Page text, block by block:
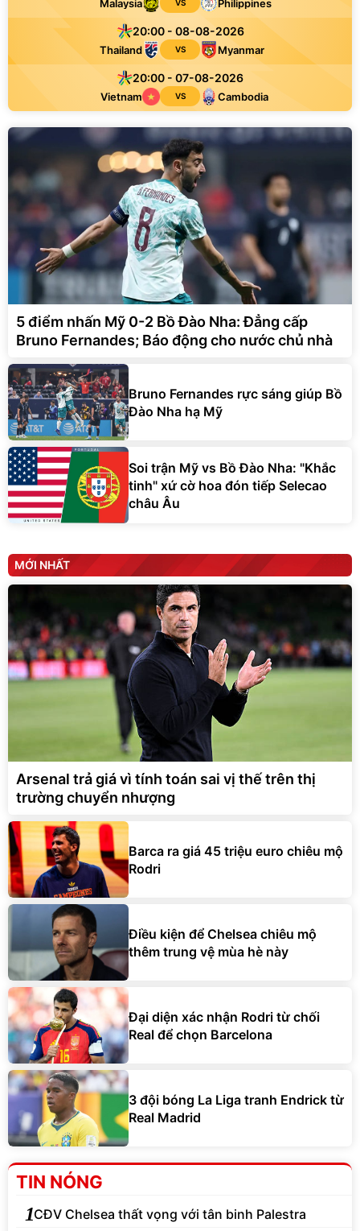
Malaysia VS Philippines
20:00 - 08-08-2026
Thailand VS Myanmar
20:00 - 07-08-2026
Vietnam VS Cambodia
5 điểm nhấn Mỹ 0-2 Bồ Đào Nha: Đẳng cấp
Bruno Fernandes; Báo động cho nước chủ nhà
Bruno Fernandes rực sáng giúp Bồ
Đào Nha hạ Mỹ
Soi trận Mỹ vs Bồ Đào Nha: "Khắc
tinh" xứ cờ hoa đón tiếp Selecao
châu Âu
MỚI NHẤT
Arsenal trả giá vì tính toán sai vị thế trên thị
trường chuyển nhượng
Barca ra giá 45 triệu euro chiêu mộ
Rodri
Điều kiện để Chelsea chiêu mộ
thêm trung vệ mùa hè này
Đại diện xác nhận Rodri từ chối
Real để chọn Barcelona
3 đội bóng La Liga tranh Endrick từ
Real Madrid
TIN NÓNG
1CĐV Chelsea thất vọng với tân binh Palestra